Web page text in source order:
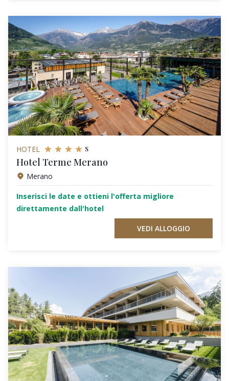
HOTEL s
Hotel Terme Merano
Merano
Inserisci le date e ottieni l'offerta migliore
direttamente dall'hotel
VEDI ALLOGGIO